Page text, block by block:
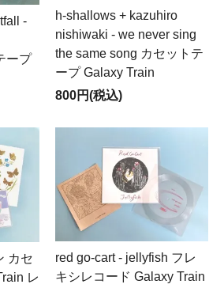
-
ープ
h-shallows + kazuhiro
nishiwaki - we never sing
the same song カセットテ
ープ Galaxy Train
800円(税込)
カセ
レ
red go-cart - jellyfish フレ
キシレコード Galaxy Train